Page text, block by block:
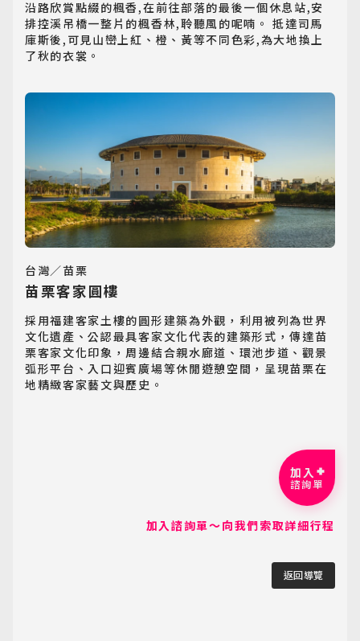
歐洲旅遊
Europe
郵輪旅遊
迷你團(包車)
MiniTour
最新消息
Announcement
客製旅遊
Customized Tour
沿路欣賞點綴的楓香,在前往部落的最後一個休息站,安
排控溪吊橋一整片的楓香林,聆聽風的呢喃。 抵達司馬
庫斯後,可見山巒上紅、橙、黃等不同色彩,為大地換上
了秋的衣裳。
台灣／苗栗
苗栗客家圓樓
採用福建客家土樓的圓形建築為外觀，利用被列為世界
文化遺產、公認最具客家文化代表的建築形式，傳達苗
栗客家文化印象，周邊結合親水廊道、環池步道、觀景
弧形平台、入口迎賓廣場等休閒遊憩空間，呈現苗栗在
地精緻客家藝文與歷史。
返回導覽
加入諮詢單～向我們索取詳細行程
加入
諮詢單